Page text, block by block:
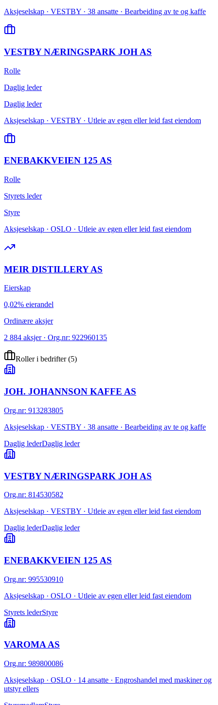
Aksjeselskap · VESTBY · 38 ansatte · Bearbeiding av te og kaffe
VESTBY NÆRINGSPARK JOH AS
Rolle
Daglig leder
Daglig leder
Aksjeselskap · VESTBY · Utleie av egen eller leid fast eiendom
ENEBAKKVEIEN 125 AS
Rolle
Styrets leder
Styre
Aksjeselskap · OSLO · Utleie av egen eller leid fast eiendom
MEIR DISTILLERY AS
Eierskap
0,02% eierandel
Ordinære aksjer
2 884 aksjer · Org.nr: 922960135
Roller i bedrifter(5)
JOH. JOHANNSON KAFFE AS
Org.nr: 913283805
Aksjeselskap · VESTBY · 38 ansatte · Bearbeiding av te og kaffe
Daglig lederDaglig leder
VESTBY NÆRINGSPARK JOH AS
Org.nr: 814530582
Aksjeselskap · VESTBY · Utleie av egen eller leid fast eiendom
Daglig lederDaglig leder
ENEBAKKVEIEN 125 AS
Org.nr: 995530910
Aksjeselskap · OSLO · Utleie av egen eller leid fast eiendom
Styrets lederStyre
VAROMA AS
Org.nr: 989800086
Aksjeselskap · OSLO · 14 ansatte · Engroshandel med maskiner og
utstyr ellers